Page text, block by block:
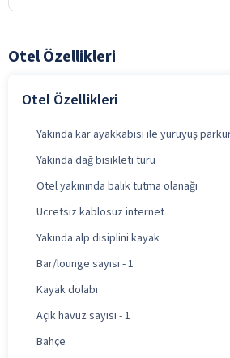
Otel Özellikleri
Otel Özellikleri
Yakında kar ayakkabısı ile yürüyüş
Yakında dağ bisikleti turu
Otel yakınında balık tutma olanağı
Ücretsiz kablosuz internet
Yakında alp disiplini kayak
Bar/lounge sayısı - 1
Kayak dolabı
Açık havuz sayısı - 1
Bahçe